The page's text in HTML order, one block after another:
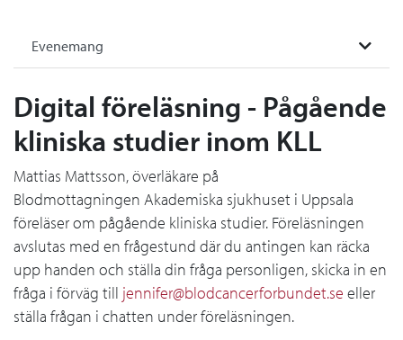
Evenemang
Digital föreläsning - Pågående
kliniska studier inom KLL
Mattias Mattsson, överläkare på
Blodmottagningen Akademiska sjukhuset i Uppsala
föreläser om pågående kliniska studier. Föreläsningen
avslutas med en frågestund där du antingen kan räcka
upp handen och ställa din fråga personligen, skicka in en
fråga i förväg till jennifer@blodcancerforbundet.se eller
ställa frågan i chatten under föreläsningen.